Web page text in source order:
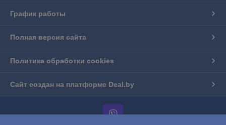
График работы
Полная версия сайта
Политика обработки cookies
Сайт создан на платформе Deal.by